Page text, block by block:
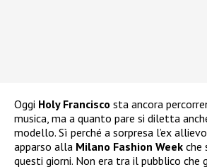
Oggi Holy Francisco sta ancora
musica, ma a quanto pare si diletta
modello. Sì perché a sorpresa l’ex
apparso alla Milano Fashion Week che
questi giorni. Non era tra il pubblico che